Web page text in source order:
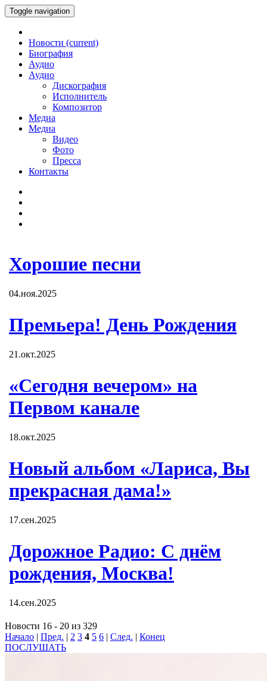
Toggle navigation
Новости (current)
Биография
Аудио
Аудио
Дискография
Исполнитель
Композитор
Медиа
Медиа
Видео
Фото
Пресса
Контакты
Хорошие песни
04.ноя.2025
Премьера! День Рождения
21.окт.2025
«Сегодня вечером» на
Первом канале
18.окт.2025
Новый альбом «Лариса, Вы
прекрасная дама!»
17.сен.2025
Дорожное Радио: С днём
рождения, Москва!
14.сен.2025
Новости 16 - 20 из 329
Начало | Пред. | 2 3 4 5 6 | След. | Конец
ПОСЛУШАТЬ